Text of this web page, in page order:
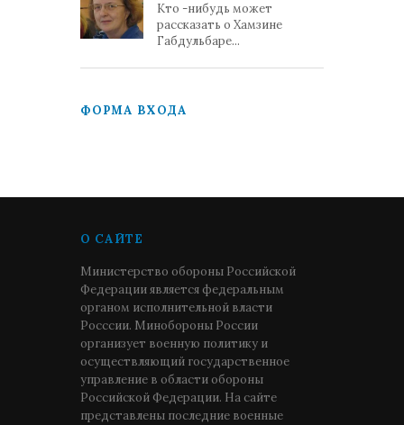
Кто -нибудь может
рассказать о Хамзине
Габдульбаре...
ФОРМА ВХОДА
О САЙТЕ
Министерство обороны Российской
Федерации является федеральным
органом исполнительной власти
Росссии. Минобороны России
организует военную политику и
осуществляющий государственное
управление в области обороны
Российской Федерации. На сайте
представлены последние военные